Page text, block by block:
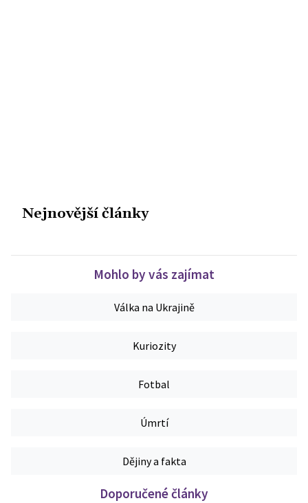
Nejnovější články
Mohlo by vás zajímat
Válka na Ukrajině
Kuriozity
Fotbal
Úmrtí
Dějiny a fakta
Doporučené články